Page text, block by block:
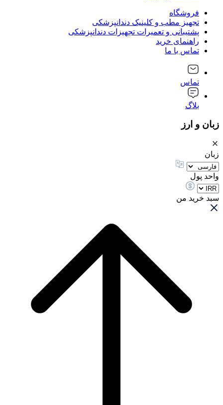
فروشگاه
تجهیز مطب و کلینیک دندانپزشکی
پشتیبانی و تعمیرات تجهیزات دندانپزشکی
راهنمای خرید
تماس با ما
تماس
بلاگ
زبان و ارز
زبان
واحد پول
سبد خرید من